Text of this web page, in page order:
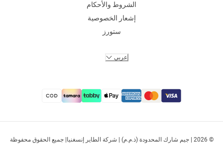
© 2026 | جيم شارك المحدودة (ذ.م.م) | شركة الطاير إنسغنيا| جميع الحقوق محفوظة
الشروط والأحكام
إشعار الخصوصية
ستورز
عربي